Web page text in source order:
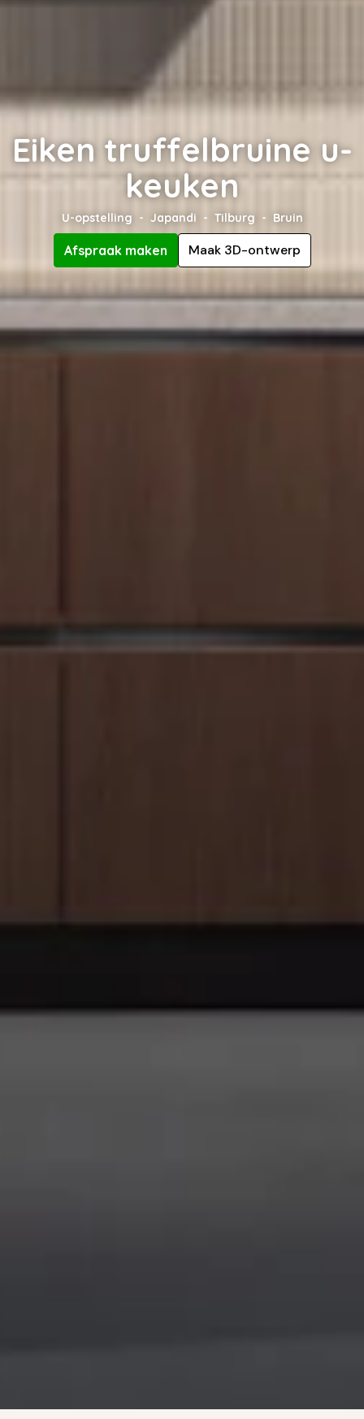
Eiken truffelbruine u-
keuken
U-opstelling Japandi Tilburg Bruin
Afspraak maken Maak 3D-ontwerp